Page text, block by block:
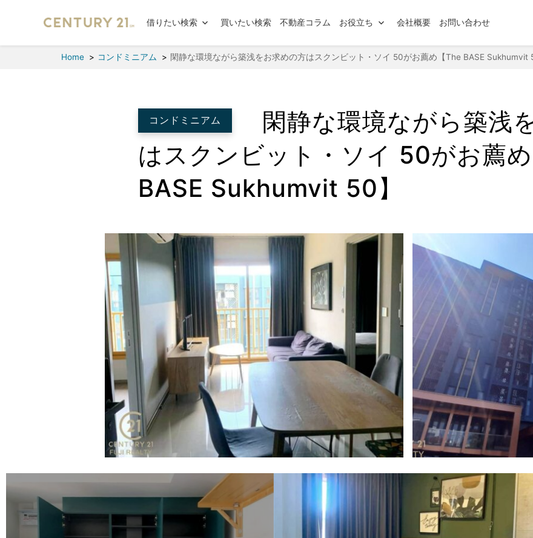
借りたい検索 買いたい検索 不動産コラム お役立ち 会社概要 お問い合わせ
Home コンドミニアム 閑静な環境ながら築浅をお求めの方はスクンビット・ソイ 50がお薦め【The BASE Sukhumvit
コンドミニアム
閑静な環境ながら築浅
はスクンビット・ソイ 50がお薦
BASE Sukhumvit 50】